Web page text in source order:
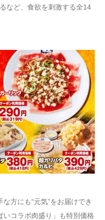
など、食欲を刺激する全14
方にも“元気”をお届けでき
いコラボ肉盛り」も特別価格